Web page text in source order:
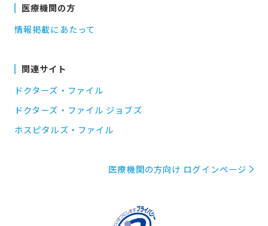
医療機関の方
情報掲載にあたって
関連サイト
ドクターズ・ファイル
ドクターズ・ファイル ジョブズ
ホスピタルズ・ファイル
医療機関の方向け ログインページ